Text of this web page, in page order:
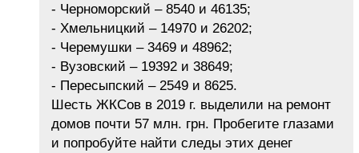
- Черноморский – 8540 и 46135;
- Хмельницкий – 14970 и 26202;
- Черемушки – 3469 и 48962;
- Вузовский – 19392 и 38649;
- Пересыпский – 2549 и 8625.
Шесть ЖКСов в 2019 г. выделили на ремонт
домов почти 57 млн. грн. Пробегите глазами
и попробуйте найти следы этих денег